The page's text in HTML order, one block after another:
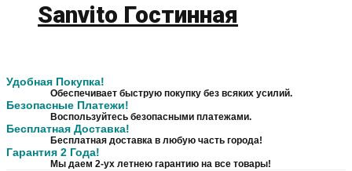
Sanvito Гостинная
Удобная Покупка!
Обеспечивает быструю покупку без всяких усилий.
Безопасные Платежи!
Воспользуйтесь безопасными платежами.
Бесплатная Доставка!
Бесплатная доставка в любую часть города!
Гарантия 2 Года!
Мы даем 2-ух летнею гарантию на все товары!